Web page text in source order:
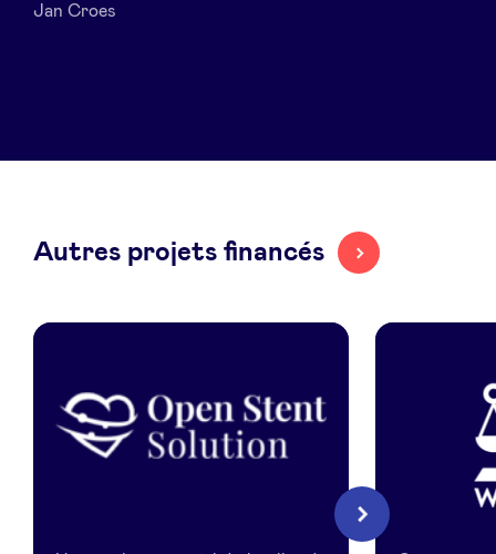
nl
Jan Croes
Autres projets financés
Suivant